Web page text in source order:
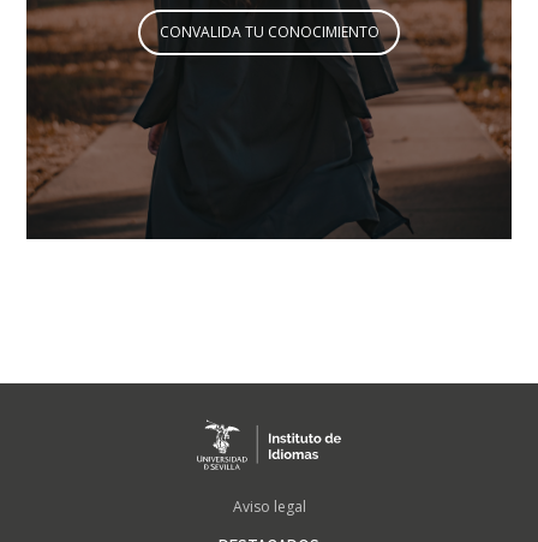
CONVALIDA TU CONOCIMIENTO
Aviso legal